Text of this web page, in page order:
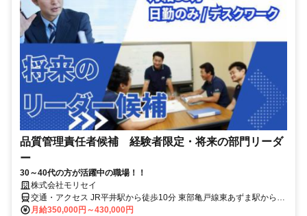
品質管理責任者候補 経験者限定・将来の部門リーダ
ー
30～40代の方が活躍中の職場！！
株式会社モリセイ
交通・アクセス JR平井駅から徒歩10分 東部亀戸線東あずま駅から徒
歩6分
月給350,000円～430,000円